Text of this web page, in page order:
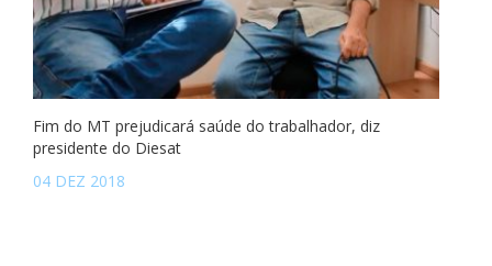
Fim do MT prejudicará saúde do trabalhador, diz
presidente do Diesat
04 DEZ 2018